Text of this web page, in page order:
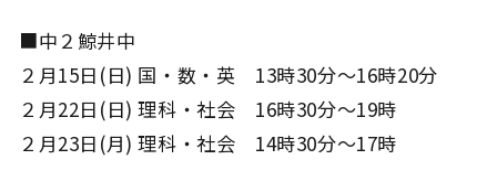
■中２鯨井中
２月15日(日) 国・数・英 13時30分～16時20分
２月22日(日) 理科・社会 16時30分～19時
２月23日(月) 理科・社会 14時30分～17時